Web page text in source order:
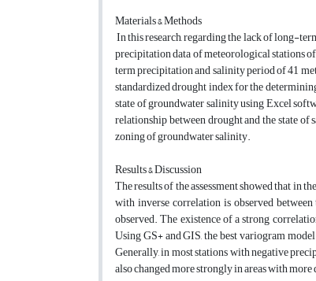
Materials & Methods
In this research, regarding the lack of long-
precipitation data of meteorological stations
term precipitation and salinity period of 41
standardized drought index for the
state of groundwater salinity using Excel
relationship between drought and the state
zoning of groundwater salinity.
Results & Discussion
The results of the assessment showed that in
with inverse correlation is observed
observed. The existence of a strong
Using GS+ and GIS, the best variogram
Generally, in most stations with negative
also changed more strongly in areas with